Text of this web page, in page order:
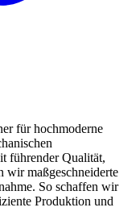
für hochmoderne
führender Qualität,
wir maßgeschneiderte
So schaffen wir
Produktion und